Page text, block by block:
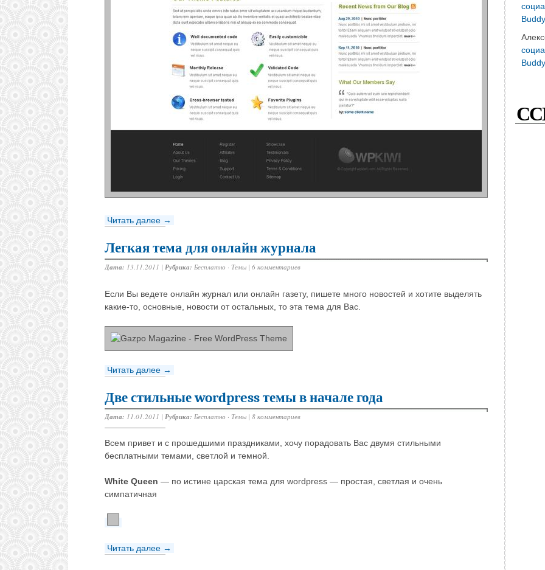
Читать далее →
Легкая тема для онлайн журнала
Дата: 13.11.2011 | Рубрика: Бесплатно · Темы | 6 комментариев
Если Вы ведете онлайн журнал или онлайн газету, пишете много новостей и хотите выделять
какие-то, основные, новости от остальных, то эта тема для Вас.
Читать далее →
Две стильные wordpress темы в начале года
Дата: 11.01.2011 | Рубрика: Бесплатно · Темы | 8 комментариев
Всем привет и с прошедшими праздниками, хочу порадовать Вас двумя стильными
бесплатными темами, светлой и темной.
White Queen — по истине царская тема для wordpress — простая, светлая и очень
симпатичная
Читать далее →